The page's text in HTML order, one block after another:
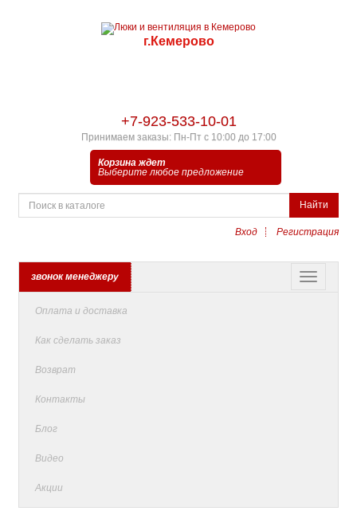
г.Кемерово
+7-923-533-10-01
Принимаем заказы: Пн-Пт с 10:00 до 17:00
Корзина ждет
Выберите любое предложение
Найти
Вход Регистрация
звонок менеджеру
Оплата и доставка
Как сделать заказ
Возврат
Контакты
Блог
Видео
Акции